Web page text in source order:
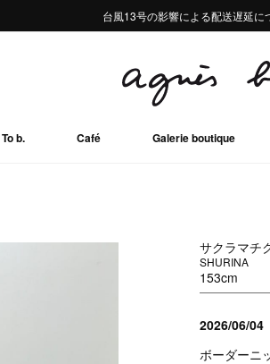
熊本地域地震の影響による配送遅延
Summer Sale 2buy10%OFF!!
台風13号の影響による配送遅延に
熊本地域地震の影響による配送遅延
Summer Sale 2buy10%OFF!!
To b. Café Galerie boutique
サクラマチ
SHURINA
153cm
2026/06/04
ボーダーニ